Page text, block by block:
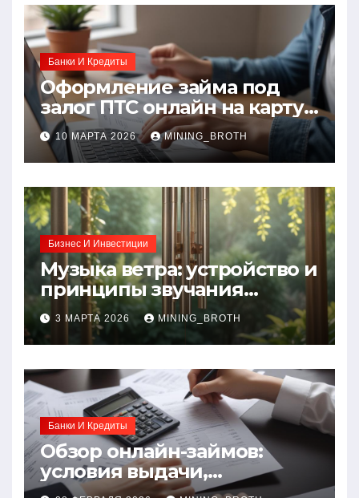
Банки И Кредиты
Оформление займа под
залог ПТС онлайн на карту
без визита в офис: порядок,
требования и документы
10 МАРТА 2026 MINING_BROTH
Бизнес И Инвестиции
Музыка ветра: устройство и
принципы звучания
колокольчиков
3 МАРТА 2026 MINING_BROTH
Банки И Кредиты
Обзор онлайн-займов:
условия выдачи,
процентные ставки и